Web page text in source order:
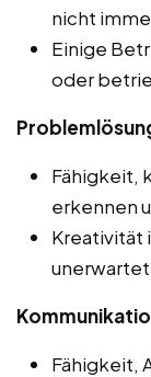
nicht
Einige
oder
Fähigkeit,
erkennen
Kreativität
Fähigkeit,